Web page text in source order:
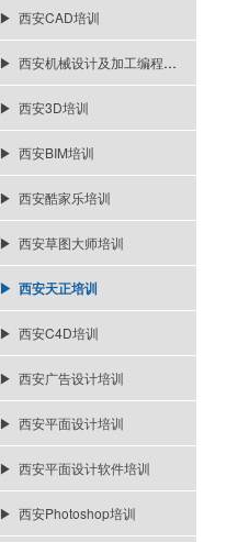
▶ 西安CAD培训
▶ 西安机械设计及加工编程培训
▶ 西安3D培训
▶ 西安BIM培训
▶ 西安酷家乐培训
▶ 西安草图大师培训
▶ 西安天正培训
▶ 西安C4D培训
▶ 西安广告设计培训
▶ 西安平面设计培训
▶ 西安平面设计软件培训
▶ 西安Photoshop培训